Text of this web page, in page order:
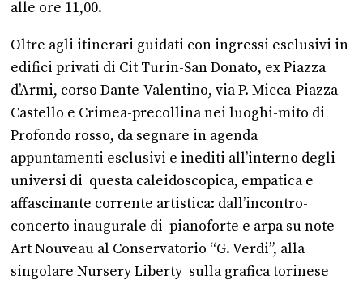
alle ore 11,00.
Oltre agli itinerari guidati con ingressi esclusivi in
edifici privati di Cit Turin-San Donato, ex Piazza
d’Armi, corso Dante-Valentino, via P. Micca-Piazza
Castello e Crimea-precollina nei luoghi-mito di
Profondo rosso, da segnare in agenda
appuntamenti esclusivi e inediti all’interno degli
universi di questa caleidoscopica, empatica e
affascinante corrente artistica: dall’incontro-
concerto inaugurale di pianoforte e arpa su note
Art Nouveau al Conservatorio “G. Verdi”, alla
singolare Nursery Liberty sulla grafica torinese